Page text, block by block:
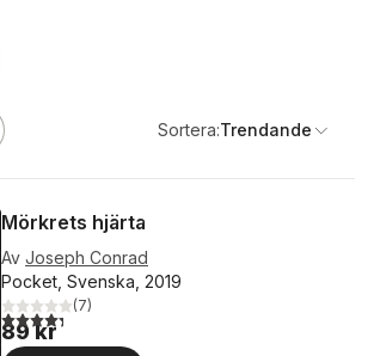
Sortera:Trendande
Mörkrets hjärta
Av Joseph Conrad
Pocket, Svenska, 2019
4,3utav 5 stjärnor. Totalt antal röster:
(7)
89 kr